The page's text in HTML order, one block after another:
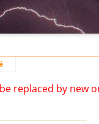
replaced by new